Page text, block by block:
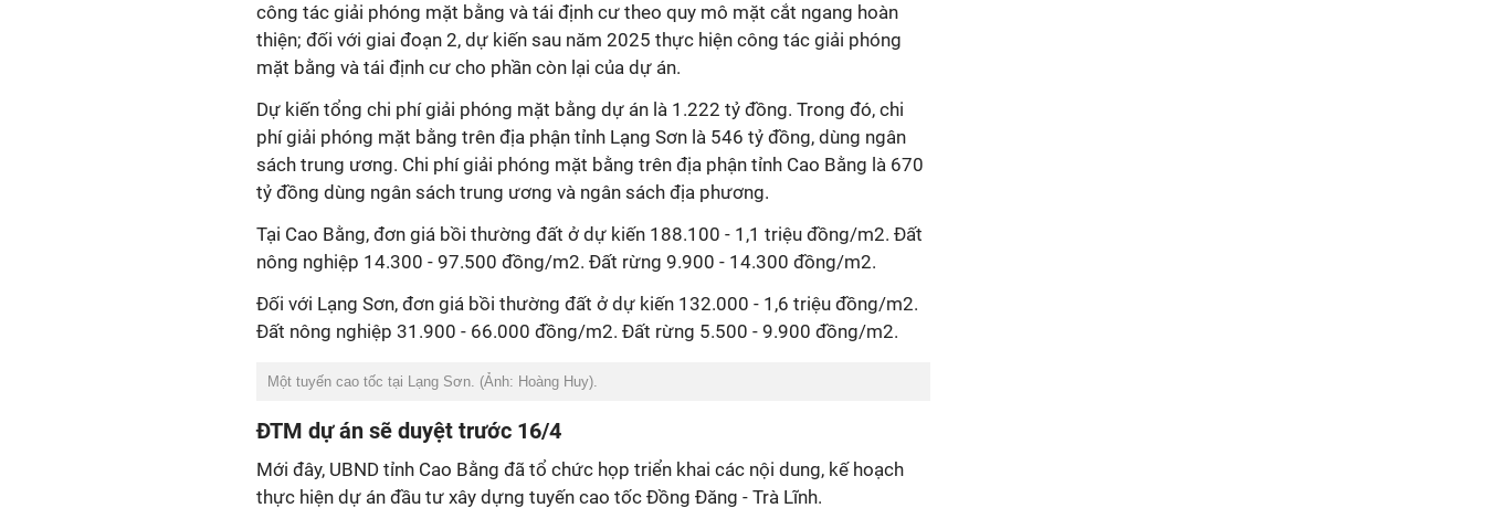
công tác giải phóng mặt bằng và tái định cư theo quy mô mặt cắt ngang hoàn
thiện; đối với giai đoạn 2, dự kiến sau năm 2025 thực hiện công tác giải phóng
mặt bằng và tái định cư cho phần còn lại của dự án.
Dự kiến tổng chi phí giải phóng mặt bằng dự án là 1.222 tỷ đồng. Trong đó, chi
phí giải phóng mặt bằng trên địa phận tỉnh Lạng Sơn là 546 tỷ đồng, dùng ngân
sách trung ương. Chi phí giải phóng mặt bằng trên địa phận tỉnh Cao Bằng là 670
tỷ đồng dùng ngân sách trung ương và ngân sách địa phương.
Tại Cao Bằng, đơn giá bồi thường đất ở dự kiến 188.100 - 1,1 triệu đồng/m2. Đất
nông nghiệp 14.300 - 97.500 đồng/m2. Đất rừng 9.900 - 14.300 đồng/m2.
Đối với Lạng Sơn, đơn giá bồi thường đất ở dự kiến 132.000 - 1,6 triệu đồng/m2.
Đất nông nghiệp 31.900 - 66.000 đồng/m2. Đất rừng 5.500 - 9.900 đồng/m2.
Một tuyến cao tốc tại Lạng Sơn. (Ảnh: Hoàng Huy).
ĐTM dự án sẽ duyệt trước 16/4
Mới đây, UBND tỉnh Cao Bằng đã tổ chức họp triển khai các nội dung, kế hoạch
thực hiện dự án đầu tư xây dựng tuyến cao tốc Đồng Đăng - Trà Lĩnh.